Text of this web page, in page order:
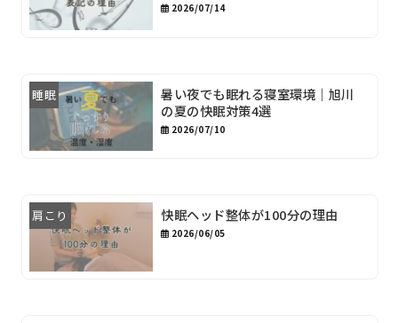
2026/07/14
睡眠
暑い夜でも眠れる寝室環境｜旭川
の夏の快眠対策4選
2026/07/10
肩こり 快眠ヘッド整体が100分の理由
2026/06/05